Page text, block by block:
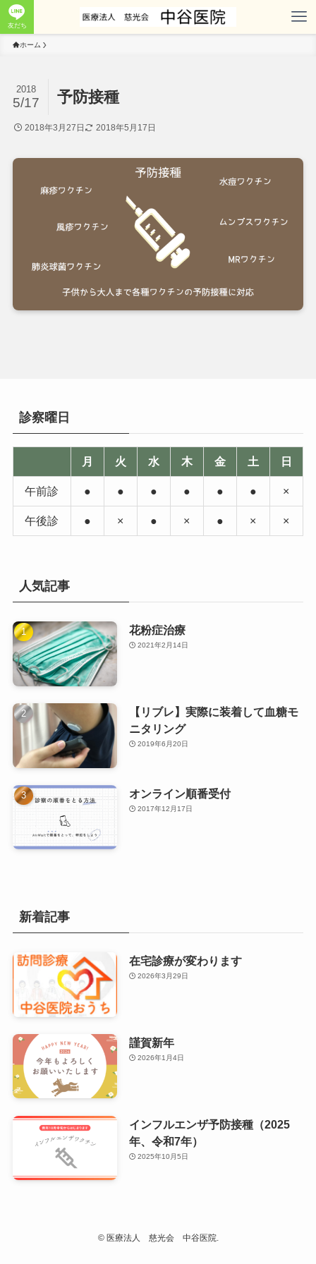
友だち
ホーム
予防接種
2018
5/17
2018年3月27日 2018年5月17日
診察曜日
月 火 水 木 金 土 日
午前診 ● ● ● ● ● ● ×
午後診 ● × ● × ● × ×
人気記事
花粉症治療
2021年2月14日
【リブレ】実際に装着して血糖モ
ニタリング
2019年6月20日
オンライン順番受付
2017年12月17日
新着記事
在宅診療が変わります
2026年3月29日
謹賀新年
2026年1月4日
インフルエンザ予防接種（2025
年、令和7年）
2025年10月5日
©医療法人 慈光会 中谷医院.